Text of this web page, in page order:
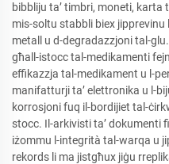
bibbliju ta’ timbri, moneti, karta
mis-soltu stabbli biex
metall u d-degradazzjoni tal-
għall-istocc tal-medikamenti
effikazzja tal-medikament u l-
manifatturji ta’ elettronika u l-
korrosjoni fuq il-bordijiet tal-
stocc. Il-arkivisti ta’ dokumenti
iżommu l-integrità tal-warqa u
rekords li ma jistgħux jiġu